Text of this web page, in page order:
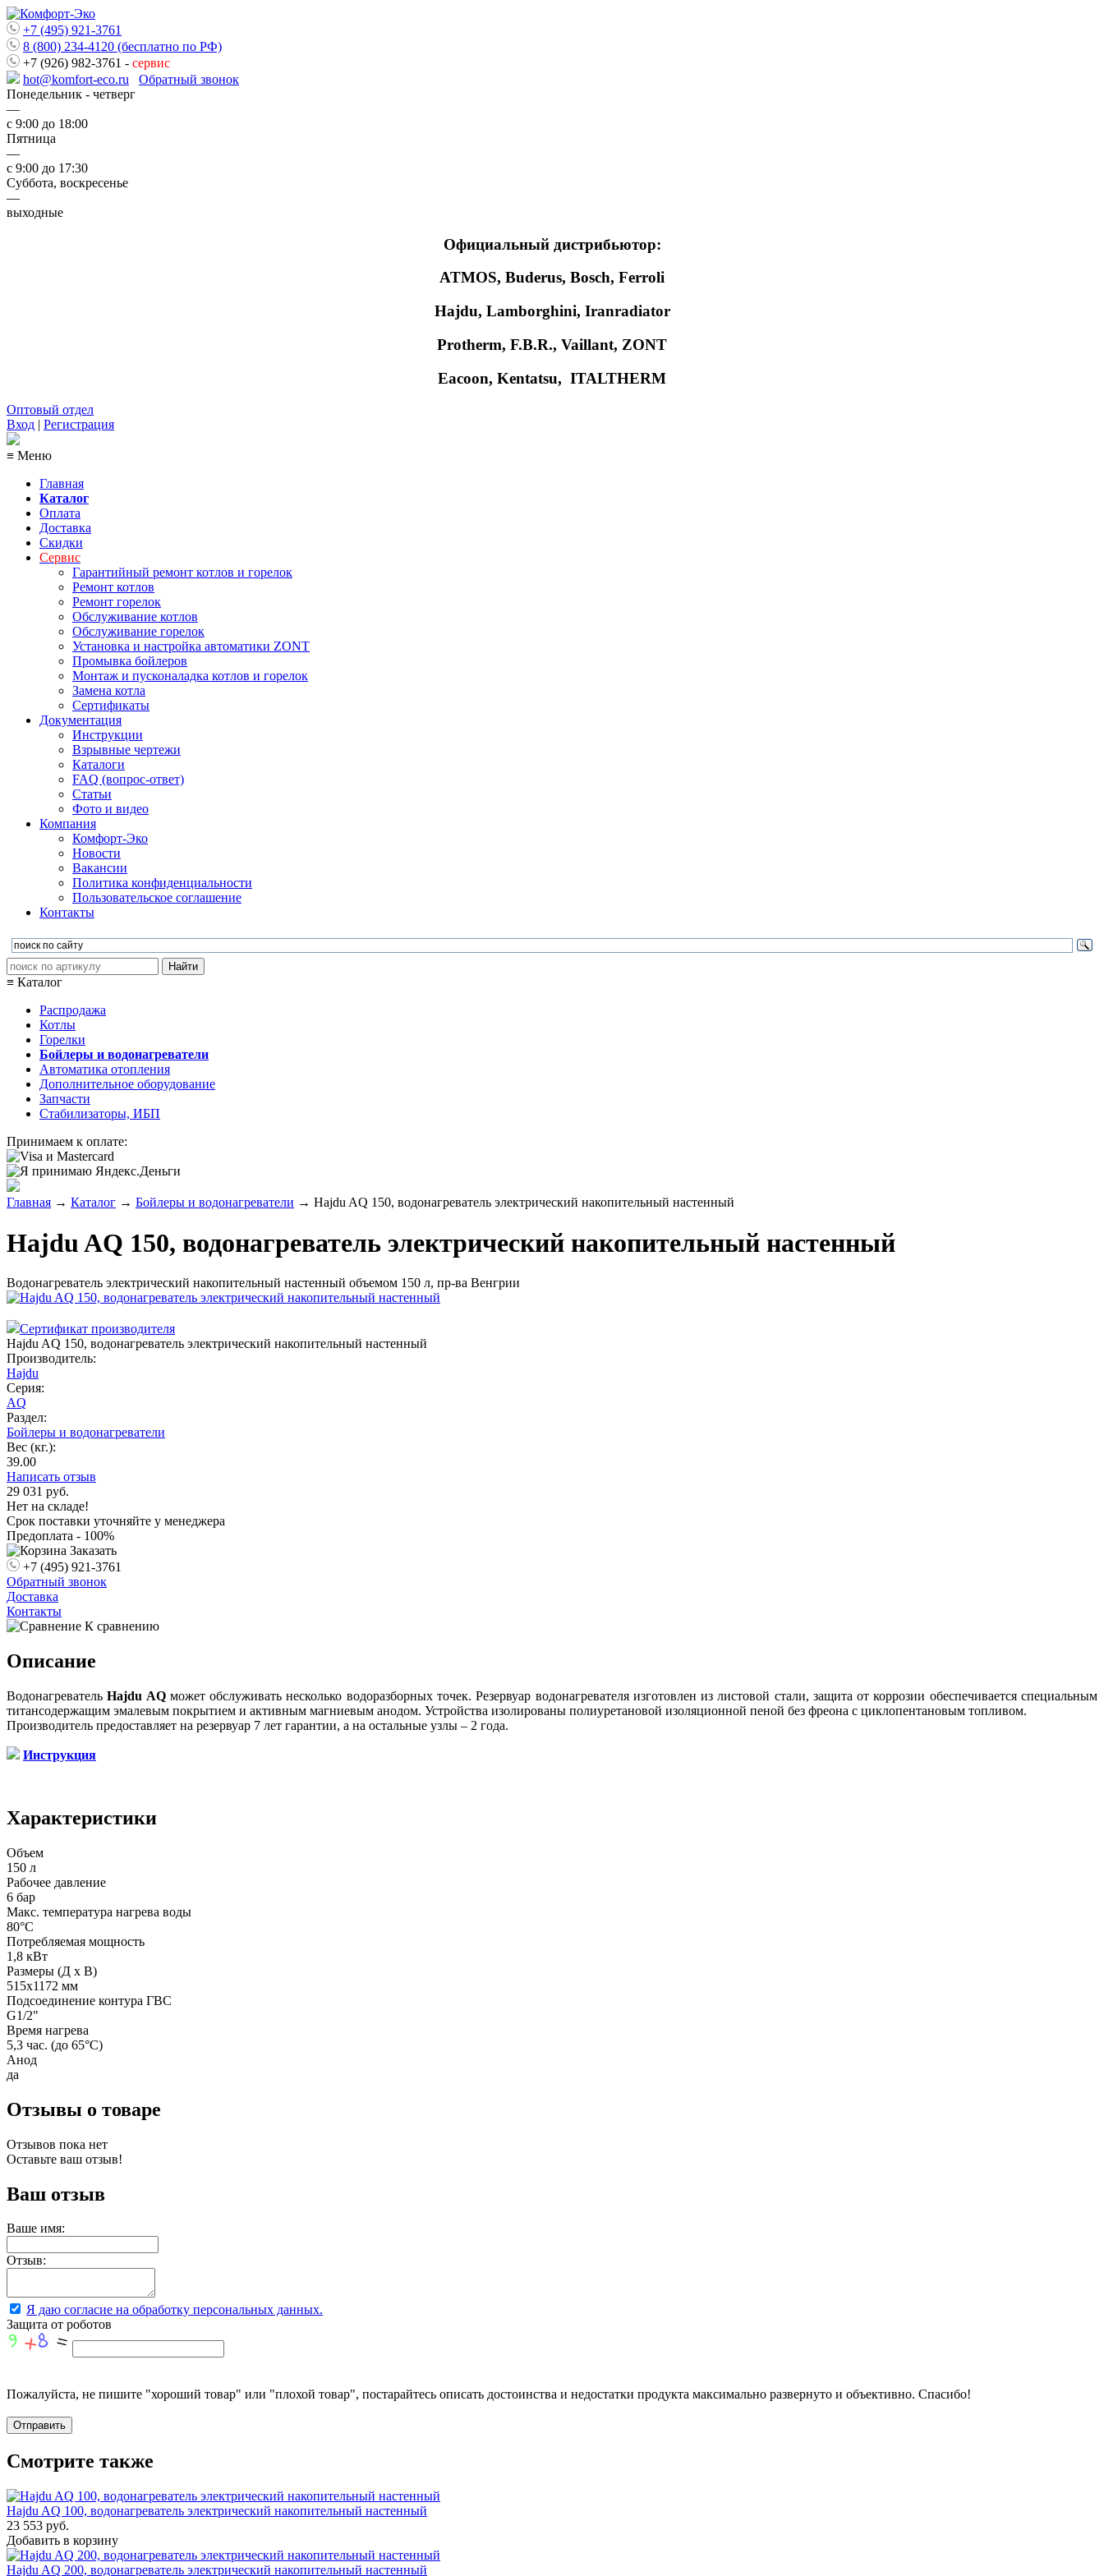
+7 (495) 921-3761
8 (800) 234-4120 (бесплатно по РФ)
+7 (926) 982-3761 - сервис
hot@komfort-eco.ru
Обратный звонок
Понедельник - четверг
—
с 9:00 до 18:00
Пятница
—
с 9:00 до 17:30
Суббота, воскресенье
—
выходные
Официальный дистрибьютор:
ATMOS, Buderus, Bosch, Ferroli
Hajdu, Lamborghini, Iranradiator
Protherm, F.B.R., Vaillant, ZONT
Eacoon, Kentatsu, ITALTHERM
Оптовый отдел
Вход | Регистрация
≡ Меню
Главная
Каталог
Оплата
Доставка
Скидки
Сервис
Гарантийный ремонт котлов и горелок
Ремонт котлов
Ремонт горелок
Обслуживание котлов
Обслуживание горелок
Установка и настройка автоматики ZONT
Промывка бойлеров
Монтаж и пусконаладка котлов и горелок
Замена котла
Сертификаты
Документация
Инструкции
Взрывные чертежи
Каталоги
FAQ (вопрос-ответ)
Статьи
Фото и видео
Компания
Комфорт-Эко
Новости
Вакансии
Политика конфиденциальности
Пользовательское соглашение
Контакты
≡ Каталог
Распродажа
Котлы
Горелки
Бойлеры и водонагреватели
Автоматика отопления
Дополнительное оборудование
Запчасти
Стабилизаторы, ИБП
Принимаем к оплате:
Главная → Каталог → Бойлеры и водонагреватели → Hajdu AQ 150, водонагреватель электрический накопительный настенный
Hajdu AQ 150, водонагреватель электрический накопительный настенный
Водонагреватель электрический накопительный настенный объемом 150 л, пр-ва Венгрии
Сертификат производителя
Hajdu AQ 150, водонагреватель электрический накопительный настенный
Производитель:
Hajdu
Серия:
AQ
Раздел:
Бойлеры и водонагреватели
Вес (кг.):
39.00
Написать отзыв
29 031 руб.
Нет на складе!
Срок поставки уточняйте у менеджера
Предоплата - 100%
Заказать
+7 (495) 921-3761
Обратный звонок
Доставка
Контакты
К сравнению
Описание
ВодонагревательHajdu AQможет обслуживать несколько водоразборных точек. Резервуар водонагревателя изготовлен из листовой стали, защита от коррозии обеспечивается специальным
титансодержащим эмалевым покрытием и активным магниевым анодом. Устройства изолированы полиуретановой изоляционной пеной без фреона с циклопентановым топливом.
Производитель предоставляет на резервуар 7 лет гарантии, а на остальные узлы – 2 года.
Инструкция
Характеристики
Объем
150 л
Рабочее давление
6 бар
Макс. температура нагрева воды
80°C
Потребляемая мощность
1,8 кВт
Размеры (Д х В)
515х1172 мм
Подсоединение контура ГВС
G1/2"
Время нагрева
5,3 час. (до 65°C)
Анод
да
Отзывы о товаре
Отзывов пока нет
Оставьте ваш отзыв!
Ваш отзыв
Ваше имя:
Отзыв:
Я даю согласие на обработку персональных данных.
Защита от роботов
Пожалуйста, не пишите "хороший товар" или "плохой товар", постарайтесь описать достоинства и недостатки продукта максимально развернуто и объективно. Спасибо!
Смотрите также
Hajdu AQ 100, водонагреватель электрический накопительный настенный
23 553 руб.
Добавить в корзину
Hajdu AQ 200, водонагреватель электрический накопительный настенный